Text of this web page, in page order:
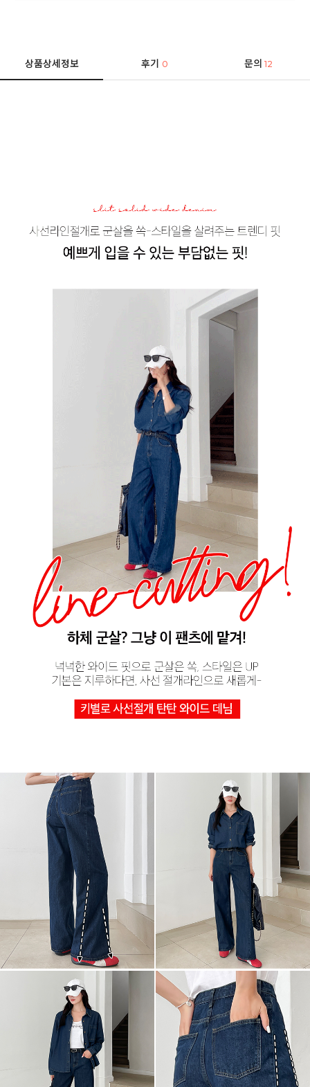
상품상세정보 후기0 문의 12